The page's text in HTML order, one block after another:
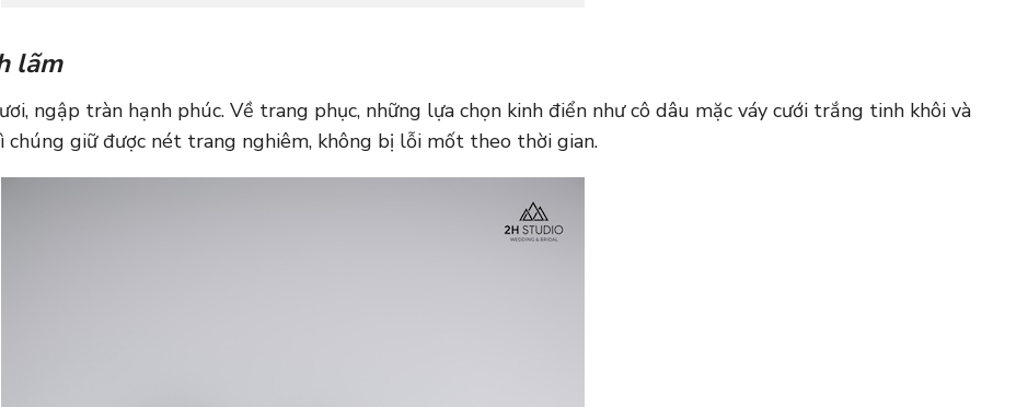
lãm
ngập tràn hạnh phúc. Về trang phục, những lựa chọn kinh điển như cô dâu mặc váy cưới trắng tinh khôi và
giữ được nét trang nghiêm, không bị lỗi mốt theo thời gian.